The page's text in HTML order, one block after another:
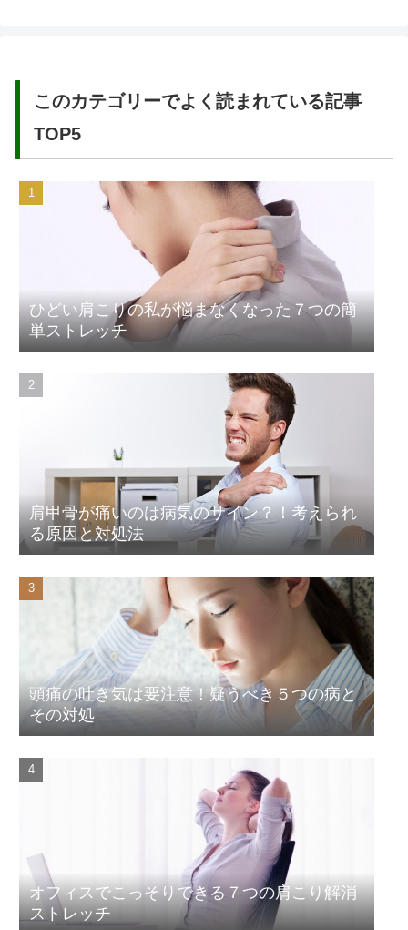
このカテゴリーでよく読まれている記事
TOP5
ひどい肩こりの私が悩まなくなった７つの簡
単ストレッチ
肩甲骨が痛いのは病気のサイン？！考えられ
る原因と対処法
頭痛の吐き気は要注意！疑うべき５つの病と
その対処
オフィスでこっそりできる７つの肩こり解消
ストレッチ